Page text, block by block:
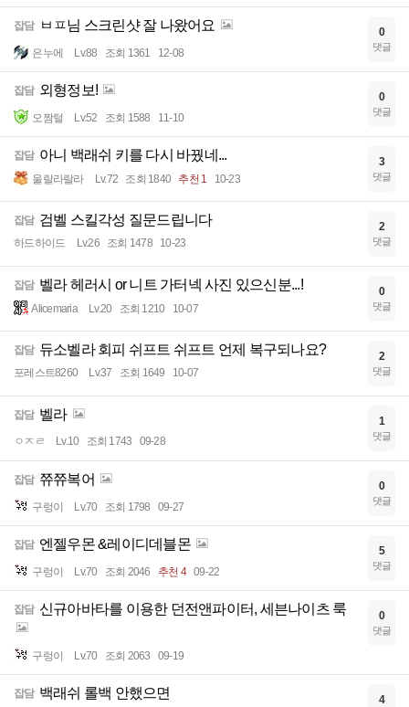
잡담 ㅂㅍ님 스크린샷 잘 나왔어요
은누에 Lv.88 조회 1361 12-08
0
댓글
잡담 외형정보!
오짬털 Lv.52 조회 1588 11-10
0
댓글
잡담 아니 백래쉬 키를 다시 바꿨네...
울랄라랄라 Lv.72 조회 1840 추천 1 10-23
3
댓글
잡담 검벨 스킬각성 질문드립니다
하드하이드 Lv.26 조회 1478 10-23
2
댓글
잡담 벨라 헤러시 or 니트 가터넥 사진 있으신분...!
Alicemaria Lv.20 조회 1210 10-07
0
댓글
잡담 듀소벨라 회피 쉬프트 쉬프트 언제 복구되나요?
포레스트8260 Lv.37 조회 1649 10-07
2
댓글
잡담 벨라
ㅇㅈㄹ Lv.10 조회 1743 09-28
1
댓글
잡담 쮸쮸복어
구렁이 Lv.70 조회 1798 09-27
0
댓글
잡담 엔젤우몬 &레이디데블몬
구렁이 Lv.70 조회 2046 추천 4 09-22
5
댓글
잡담 신규아바타를 이용한 던전앤파이터, 세븐나이츠 룩
구렁이 Lv.70 조회 2063 09-19
0
댓글
잡담 백래쉬 롤백 안했으면 4